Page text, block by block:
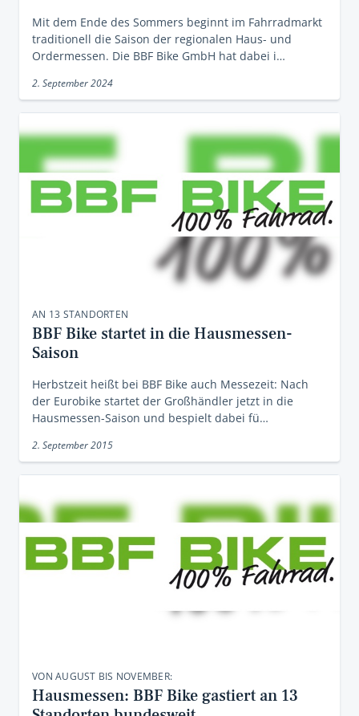
Mit dem Ende des Sommers beginnt im Fahrradmarkt
traditionell die Saison der regionalen Haus- und
Ordermessen. Die BBF Bike GmbH hat dabei i…
2. September 2024
AN 13 STANDORTEN
BBF Bike startet in die Hausmessen-
Saison
Herbstzeit heißt bei BBF Bike auch Messezeit: Nach
der Eurobike startet der Großhändler jetzt in die
Hausmessen-Saison und bespielt dabei fü…
2. September 2015
VON AUGUST BIS NOVEMBER:
Hausmessen: BBF Bike gastiert an 13